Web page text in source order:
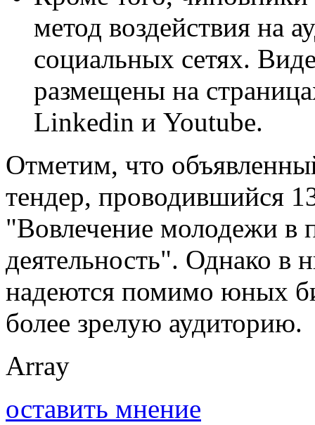
метод воздействия на
социальных сетях.
размещены на
Linkedin и Youtube.
Отметим, что
тендер, проводившийся
"Вовлечение молодежи в
деятельность". Однако в
надеются помимо юных
более зрелую аудиторию.
Array
оставить мнение